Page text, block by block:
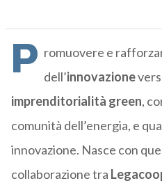
P romuovere e
dell’innovazione
imprenditorialità green,
comunità dell’energia, e
innovazione. Nasce con
collaborazione tra